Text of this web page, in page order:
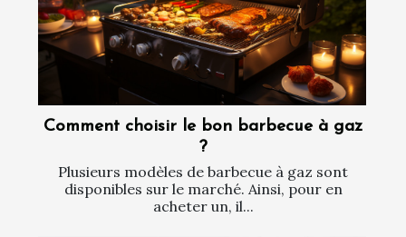
Comment choisir le bon barbecue à gaz
?
Plusieurs modèles de barbecue à gaz sont
disponibles sur le marché. Ainsi, pour en
acheter un, il...